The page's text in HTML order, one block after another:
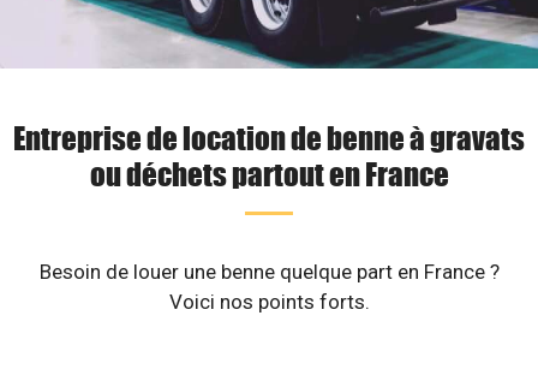
Entreprise de location de benne à gravats
ou déchets partout en France
Besoin de louer une benne quelque part en France ?
Voici nos points forts.